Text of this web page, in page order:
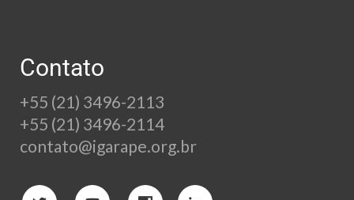
Contato
+55 (21) 3496-2113
+55 (21) 3496-2114
contato@igarape.org.br